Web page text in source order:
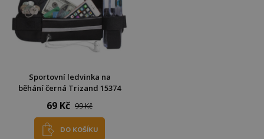
Sportovní ledvinka na
běhání černá Trizand 15374
69 Kč 99 Kč
DO KOŠÍKU